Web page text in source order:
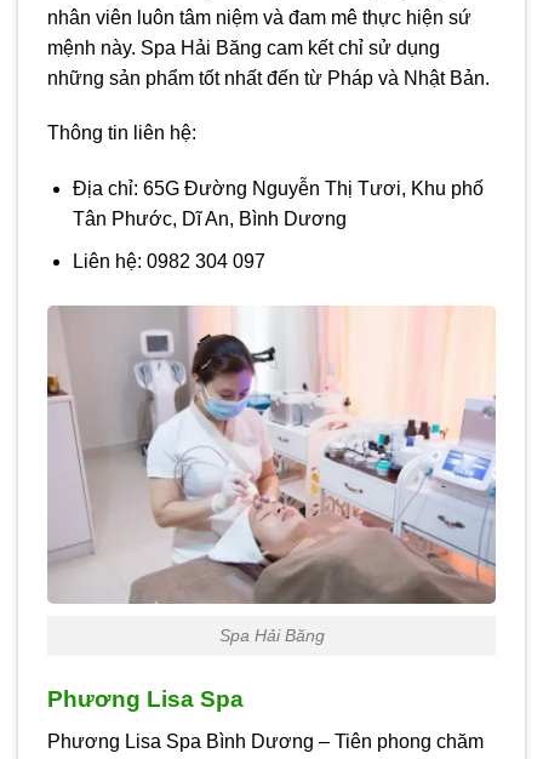
nhân viên luôn tâm niệm và đam mê thực hiện sứ
mệnh này. Spa Hải Băng cam kết chỉ sử dụng
những sản phẩm tốt nhất đến từ Pháp và Nhật Bản.
Thông tin liên hệ:
Địa chỉ: 65G Đường Nguyễn Thị Tươi, Khu phố
Tân Phước, Dĩ An, Bình Dương
Liên hệ: 0982 304 097
Spa Hải Băng
Phương Lisa Spa
Phương Lisa Spa Bình Dương – Tiên phong chăm